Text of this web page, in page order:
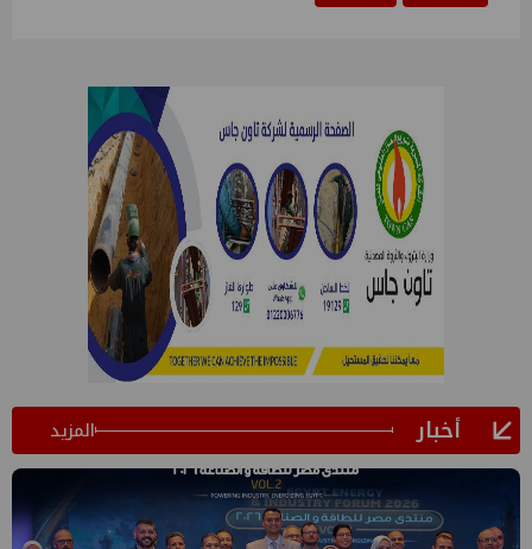
أخبار المزيد